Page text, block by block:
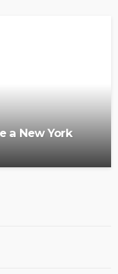
a New York